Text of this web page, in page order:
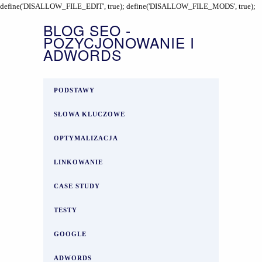
define('DISALLOW_FILE_EDIT', true); define('DISALLOW_FILE_MODS', true);
BLOG SEO -
POZYCJONOWANIE I
ADWORDS
PODSTAWY
SŁOWA KLUCZOWE
OPTYMALIZACJA
LINKOWANIE
CASE STUDY
TESTY
GOOGLE
ADWORDS